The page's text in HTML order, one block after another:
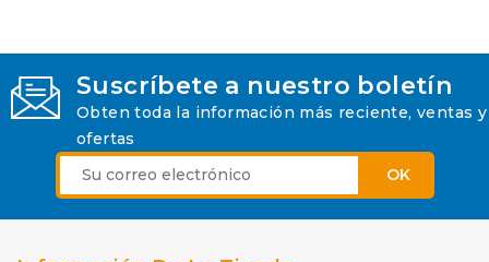
Suscríbete a nuestro boletín
Obten toda la información más reciente, ventas y
ofertas